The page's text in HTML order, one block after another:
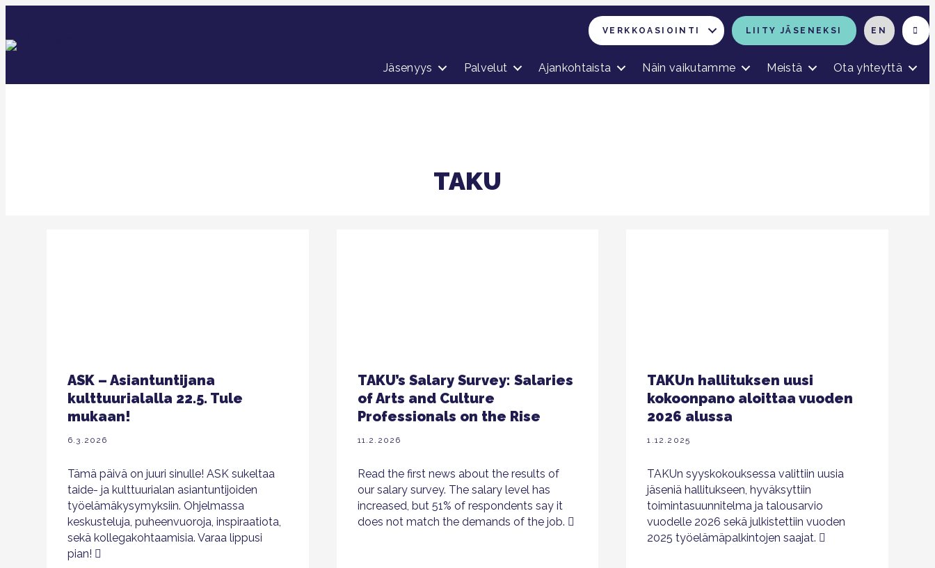
VERKKOASIOINTI LIITY JÄSENEKSI EN
Jäsenyys Palvelut Ajankohtaista Näin vaikutamme Meistä Ota yhteyttä
TAKU
ASK – Asiantuntijana
kulttuurialalla 22.5. Tule
mukaan!
6.3.2026
Tämä päivä on juuri sinulle! ASK sukeltaa
taide- ja kulttuurialan asiantuntijoiden
työelämäkysymyksiin. Ohjelmassa
keskusteluja, puheenvuoroja, inspiraatiota,
sekä kollegakohtaamisia. Varaa lippusi
pian!
TAKU’s Salary Survey: Salaries
of Arts and Culture
Professionals on the Rise
11.2.2026
Read the first news about the results of
our salary survey. The salary level has
increased, but 51% of respondents say it
does not match the demands of the job.
TAKUn hallituksen uusi
kokoonpano aloittaa vuoden
2026 alussa
1.12.2025
TAKUn syyskokouksessa valittiin uusia
jäseniä hallitukseen, hyväksyttiin
toimintasuunnitelma ja talousarvio
vuodelle 2026 sekä julkistettiin vuoden
2025 työelämäpalkintojen saajat.